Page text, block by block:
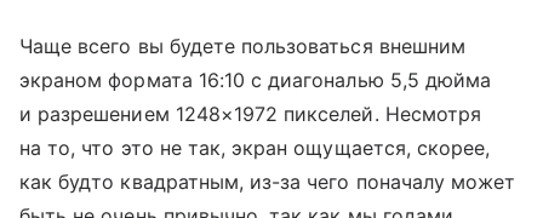
Чаще всего вы будете пользоваться внешним
экраном формата 16:10 с диагональю 5,5 дюйма
и разрешением 1248×1972 пикселей. Несмотря
на то, что это не так, экран ощущается, скорее,
как будто квадратным, из-за чего поначалу может